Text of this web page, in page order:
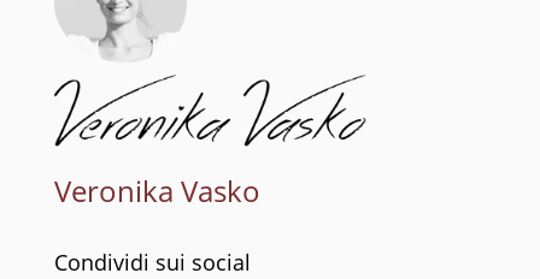
Veronika Vasko
Condividi sui social